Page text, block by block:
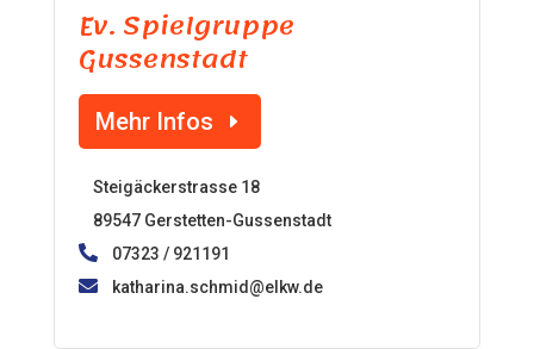
Ev. Spielgruppe
Gussenstadt
Mehr Infos
Steigäckerstrasse 18
89547 Gerstetten-Gussenstadt
07323 / 921191
katharina.schmid@elkw.de